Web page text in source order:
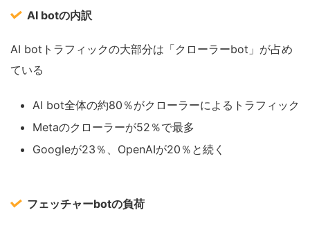
AI botの内訳
AI botトラフィックの大部分は「クローラーbot」が占め
ている
AI bot全体の約80％がクローラーによるトラフィック
Metaのクローラーが52％で最多
Googleが23％、OpenAIが20％と続く
フェッチャーbotの負荷